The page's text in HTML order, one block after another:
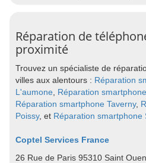
Réparation de
proximité
Trouvez un spécialiste de
villes aux alentours : Réparation
L'aumone
Réparation
Réparation smartphone Taverny,
Poissy, et Réparation smartphone
Coptel Services France
26 Rue de Paris 95310 Saint